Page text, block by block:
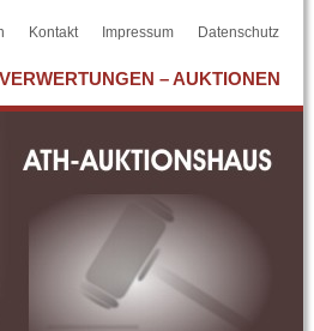
– AUKTIONEN
Kontakt Impressum Datenschutz